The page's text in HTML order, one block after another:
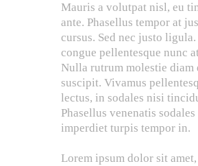
Mauris a volutpat nisl, eu
ante. Phasellus tempor at
cursus. Sed nec justo
congue pellentesque nunc
Nulla rutrum molestie diam
suscipit. Vivamus
lectus, in sodales nisi
Phasellus venenatis
imperdiet turpis tempor in.
Lorem ipsum dolor sit amet,